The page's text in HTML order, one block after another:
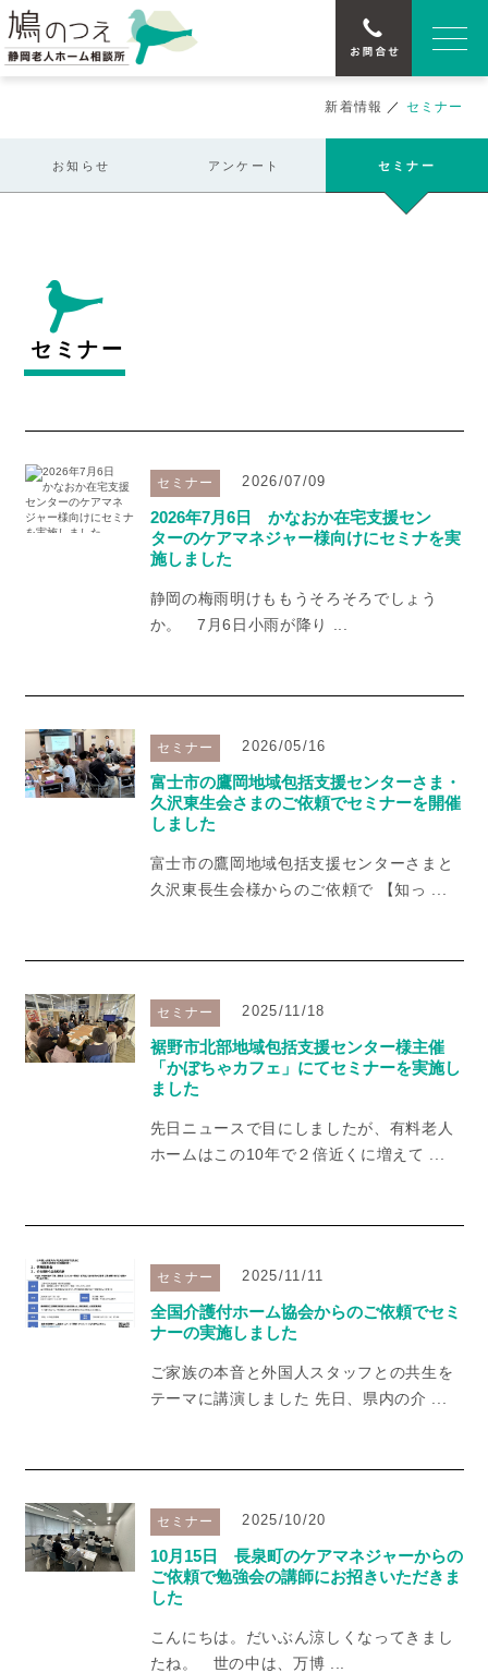
新着情報 ／ セミナー
お知らせ アンケート セミナー
セミナー
セミナー 2026/07/09
2026年7月6日 かなおか在宅支援セン
ターのケアマネジャー様向けにセミナを実
施しました
静岡の梅雨明けももうそろそろでしょう
か。 7月6日小雨が降り ...
セミナー 2026/05/16
富士市の鷹岡地域包括支援センターさま・
久沢東生会さまのご依頼でセミナーを開催
しました
富士市の鷹岡地域包括支援センターさまと
久沢東長生会様からのご依頼で 【知っ ...
セミナー 2025/11/18
裾野市北部地域包括支援センター様主催
「かぼちゃカフェ」にてセミナーを実施し
ました
先日ニュースで目にしましたが、有料老人
ホームはこの10年で２倍近くに増えて ...
セミナー 2025/11/11
全国介護付ホーム協会からのご依頼でセミ
ナーの実施しました
ご家族の本音と外国人スタッフとの共生を
テーマに講演しました 先日、県内の介 ...
セミナー 2025/10/20
10月15日 長泉町のケアマネジャーからの
ご依頼で勉強会の講師にお招きいただきま
した
こんにちは。だいぶん涼しくなってきまし
たね。 世の中は、万博 ...